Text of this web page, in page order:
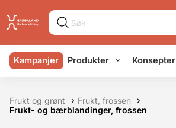
Kampanjer Produkter Konsepter
Frukt og grønt
Frukt, frossen
Frukt- og bærblandinger, frossen